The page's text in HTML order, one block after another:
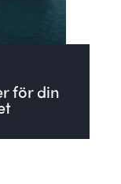
för din